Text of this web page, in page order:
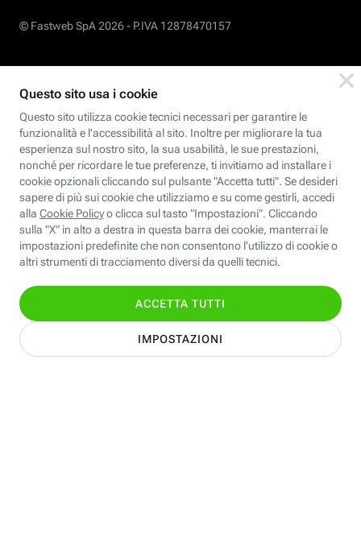
© Fastweb SpA 2026 - P.IVA 12878470157